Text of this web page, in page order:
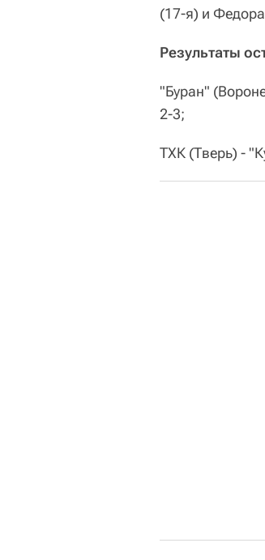
(17-я) и
Результаты
"Буран"
2-3;
ТХК (Тверь) -